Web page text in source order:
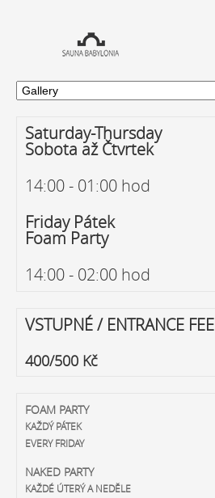
Saturday-Thursday
Sobota až Čtvrtek
14:00 - 01:00 hod
Friday Pátek
Foam Party
14:00 - 02:00 hod
VSTUPNÉ / ENTRANCE FEE
400/500 Kč
FOAM PARTY
KAŽDÝ PÁTEK
EVERY FRIDAY
NAKED PARTY
KAŽDÉ ÚTERÝ A NEDĚLE